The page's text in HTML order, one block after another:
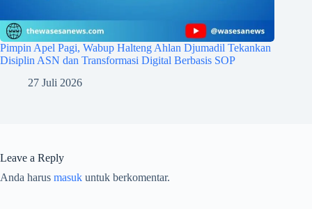
Pimpin Apel Pagi, Wabup Halteng Ahlan Djumadil Tekankan
Disiplin ASN dan Transformasi Digital Berbasis SOP
27 Juli 2026
Leave a Reply
Anda harus masuk untuk berkomentar.